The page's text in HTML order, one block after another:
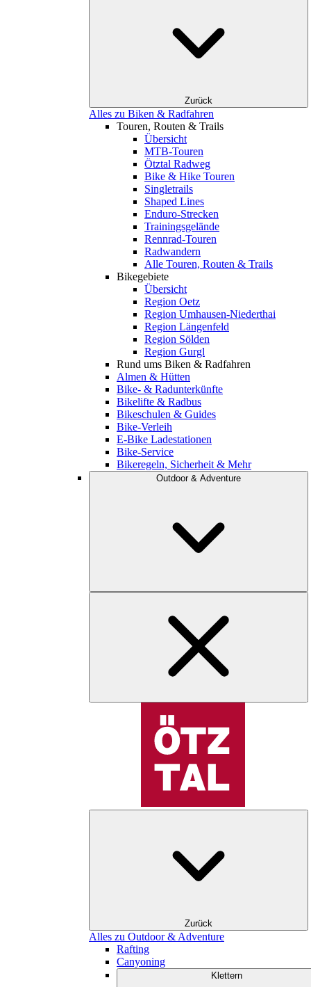
Zurück
Alles zu Biken & Radfahren
Touren, Routen & Trails
Übersicht
MTB-Touren
Ötztal Radweg
Bike & Hike Touren
Singletrails
Shaped Lines
Enduro-Strecken
Trainingsgelände
Rennrad-Touren
Radwandern
Alle Touren, Routen & Trails
Bikegebiete
Übersicht
Region Oetz
Region Umhausen-Niederthai
Region Längenfeld
Region Sölden
Region Gurgl
Rund ums Biken & Radfahren
Almen & Hütten
Bike- & Radunterkünfte
Bikelifte & Radbus
Bikeschulen & Guides
Bike-Verleih
E-Bike Ladestationen
Bike-Service
Bikeregeln, Sicherheit & Mehr
Outdoor & Adventure
Zurück
Alles zu Outdoor & Adventure
Rafting
Canyoning
Klettern